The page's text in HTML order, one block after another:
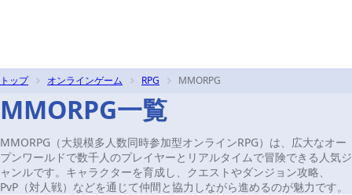
トップ オンラインゲーム RPG MMORPG
MMORPG一覧
MMORPG（大規模多人数同時参加型オンラインRPG）は、広大なオー
プンワールドで数千人のプレイヤーとリアルタイムで冒険できる人気ジ
ャンルです。キャラクターを育成し、クエストやダンジョン攻略、
PvP（対人戦）などを通じて仲間と協力しながら進めるのが魅力です。